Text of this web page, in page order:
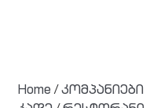
Home /კომპანიები